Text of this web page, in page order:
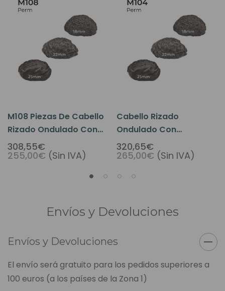
M108 Piezas De Cabello
Rizado Ondulado Con
Permanente
308,55€
255,00€ (Sin IVA)
Cabello Rizado
Ondulado Con
Permanente M104
320,65€
265,00€ (Sin IVA)
Envíos y Devoluciones
Envíos y Devoluciones
El envío será gratuito para los pedidos superiores a
100 euros (a los países de la Zona 1)